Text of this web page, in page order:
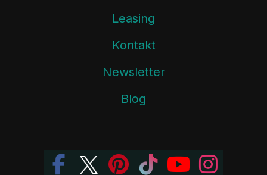
Leasing
Kontakt
Newsletter
Blog